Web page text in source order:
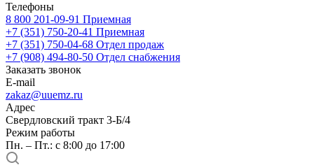
Телефоны
8 800 201-09-91 Приемная
+7 (351) 750-20-41 Приемная
+7 (351) 750-04-68 Отдел продаж
+7 (908) 494-80-50 Отдел снабжения
Заказать звонок
E-mail
zakaz@uuemz.ru
Адрес
Свердловский тракт 3-Б/4
Режим работы
Пн. – Пт.: с 8:00 до 17:00